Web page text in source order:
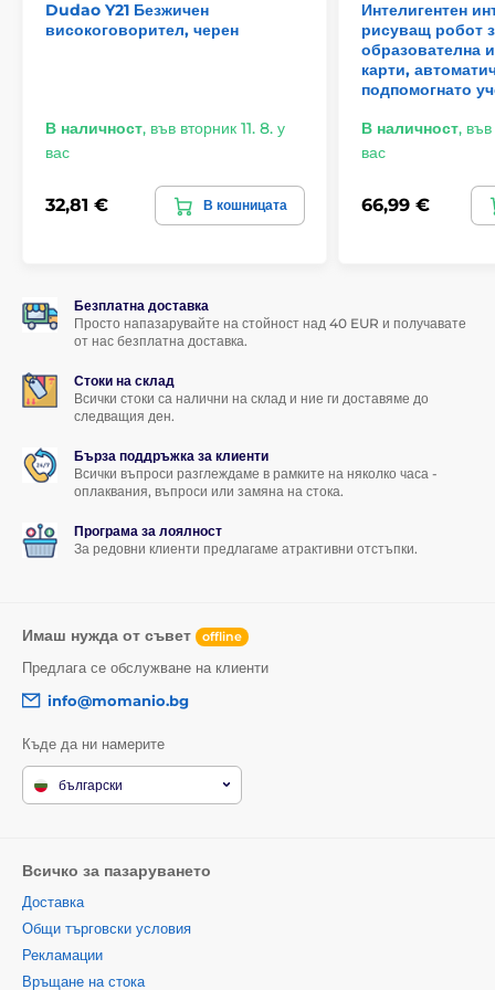
DJI Osmo Action
Lamax
DSLR / безогледални с 1/4"
Съдържание на комплекта
90mm удължаващо рамо
Стойка за брадичка на каската
1/4" адаптер
2× M5 винт
Ключ за затягане
Предпазна каишка
Технически параметри
Дължина на рамото:90 mm
Обхват на скобата:
Материал: метал + силиконови вложки
Dudao Y21 Безжичен
високоговорител, черен
В наличност, във вторник 11. 8. у
вас
32,81 € В кошницата
Интелигентен
рисуващ робот
образователна
карти,
подпомогнато
В наличност, във
вас
66,99 €
Безплатна доставка
Просто напазарувайте на стойност над 40 EUR и получавате
от нас безплатна доставка.
Стоки на склад
Всички стоки са налични на склад и ние ги доставяме до
следващия ден.
Бърза поддръжка за клиенти
Всички въпроси разглеждаме в рамките на няколко часа -
оплаквания, въпроси или замяна на стока.
Програма за лоялност
За редовни клиенти предлагаме атрактивни отстъпки.
Имаш нужда от съвет offline
Предлага се обслужване на клиенти
info@momanio.bg
Къде да ни намерите
български
Всичко за пазаруването
Доставка
Общи търговски условия
Рекламации
Връщане на стока